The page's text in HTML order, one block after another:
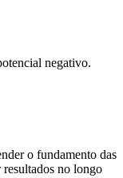
negativo.
o fundamento das
resultados no longo